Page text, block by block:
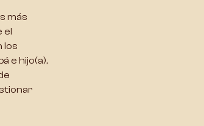
más
el
los
e hijo(a),